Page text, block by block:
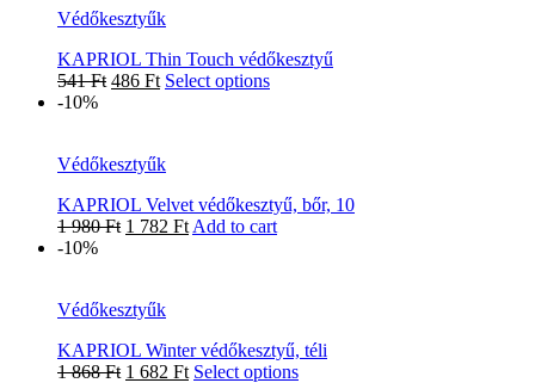
Védőkesztyűk
KAPRIOL Thin Touch védőkesztyű
541Ft 486 Ft Select options
-10%
Védőkesztyűk
KAPRIOL Velvet védőkesztyű, bőr, 10
1 980Ft 1 782 Ft Add to cart
-10%
Védőkesztyűk
KAPRIOL Winter védőkesztyű, téli
1 868Ft 1 682 Ft Select options